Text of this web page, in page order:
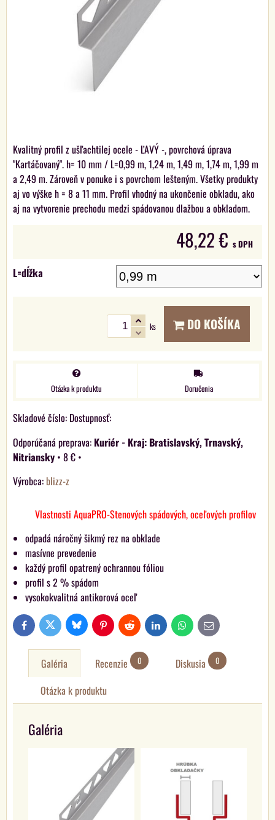
Kvalitný profil z ušľachtilej ocele - ĽAVÝ -, povrchová úprava
"Kartáčovaný". h= 10 mm / L=0,99 m, 1,24 m, 1,49 m, 1,74 m, 1,99 m
a 2,49 m. Zároveň v ponuke i s povrchom lešteným. Všetky produkty
aj vo výške h = 8 a 11 mm. Profil vhodný na ukončenie obkladu, ako
aj na vytvorenie prechodu medzi spádovanou dlažbou a obkladom.
48,22 € s DPH
L=dĺžka
ks DO KOŠÍKA
Otázka k produktu Doručenia
Skladové číslo: Dostupnosť:
Kuriér - Kraj: Bratislavský, Trnavský,
Nitriansky • 8 € •
Výrobca: blizz-z
Vlastnosti AquaPRO-Stenových spádových, oceľových profilov
odpadá náročný šikmý rez na obklade
masívne prevedenie
každý profil opatrený ochrannou fóliou
profil s 2 % spádom
vysokokvalitná antikorová oceľ
FacebookTwitter Bluesky PinterestReddit LinkedIn WhatsAppE-
mail
Galéria Recenzie 0 Diskusia 0
Otázka k produktu
Galéria